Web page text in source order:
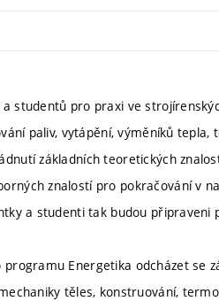
studentů pro praxi ve
paliv, vytápění, výměníků tepla,
základních teoretických
znalostí pro pokračování v
a studenti tak budou připraveni
Energetika odcházet se
těles, konstruování,